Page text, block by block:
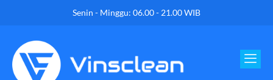
Senin - Minggu: 06.00 - 21.00 WIB